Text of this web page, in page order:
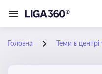
Головна Теми в центрі